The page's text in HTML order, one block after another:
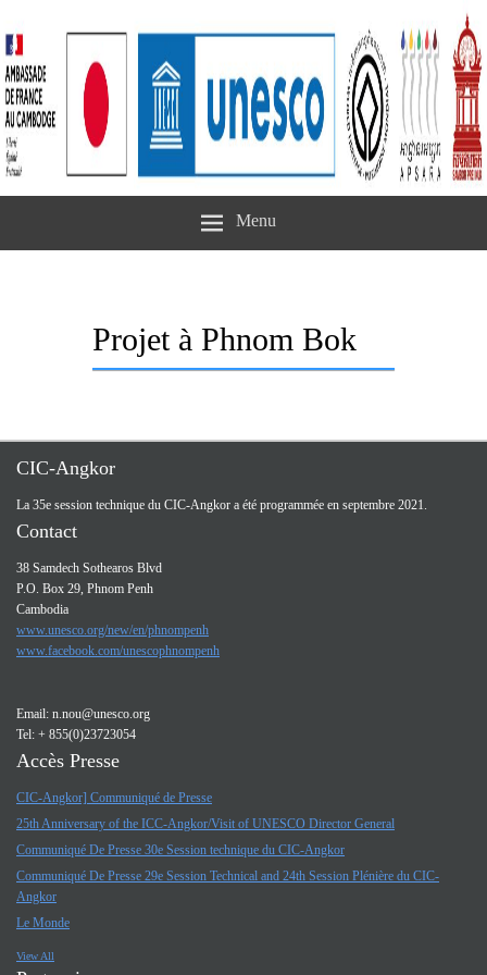
Menu
Projet à Phnom Bok
CIC-Angkor
La 35e session technique du CIC-Angkor a été programmée en septembre 2021.
Contact
38 Samdech Sothearos Blvd
P.O. Box 29, Phnom Penh
Cambodia
www.unesco.org/new/en/phnompenh
www.facebook.com/unescophnompenh
Email: n.nou@unesco.org
Tel: + 855(0)23723054
Accès Presse
CIC-Angkor] Communiqué de Presse
25th Anniversary of the ICC-Angkor/Visit of UNESCO Director General
Communiqué De Presse 30e Session technique du CIC-Angkor
Communiqué De Presse 29e Session Technical and 24th Session Plénière du CIC-
Angkor
Le Monde
View All